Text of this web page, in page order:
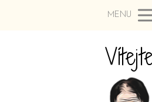
MENU